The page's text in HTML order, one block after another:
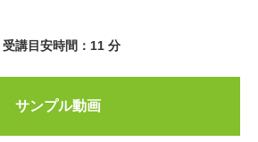
受講目安時間：11 分
サンプル動画